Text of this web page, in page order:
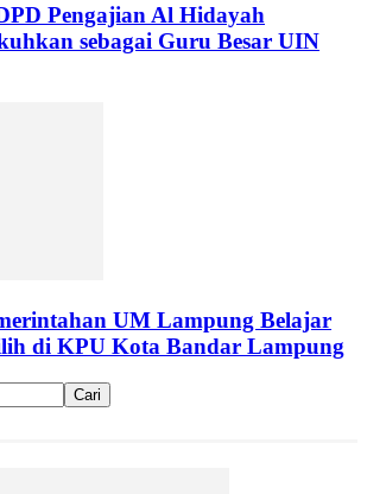
Pengajian Al Hidayah
sebagai Guru Besar UIN
UM Lampung Belajar
di KPU Kota Bandar Lampung